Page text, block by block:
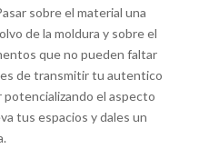
sobre el material una
de la moldura y sobre el
que no pueden faltar
de transmitir tu autentico
el aspecto
tus espacios y dales un